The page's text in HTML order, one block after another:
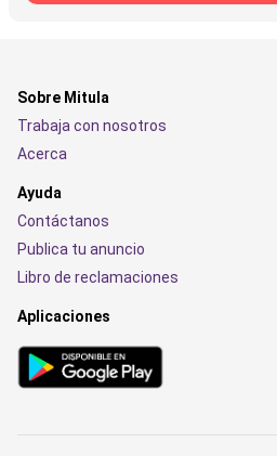
Sobre Mitula
Trabaja con nosotros
Acerca
Ayuda
Contáctanos
Publica tu anuncio
Libro de reclamaciones
Aplicaciones